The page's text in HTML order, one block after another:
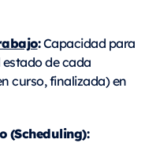
:Capacidad para
de cada
curso, finalizada) en
(Scheduling):